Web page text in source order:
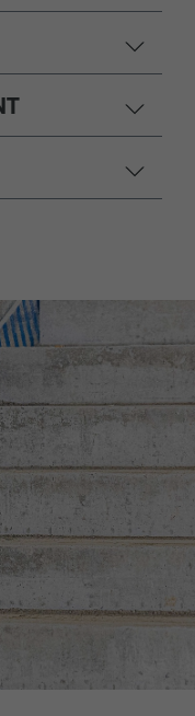
Morotini
Oberhauser
Olbers
Betrieb